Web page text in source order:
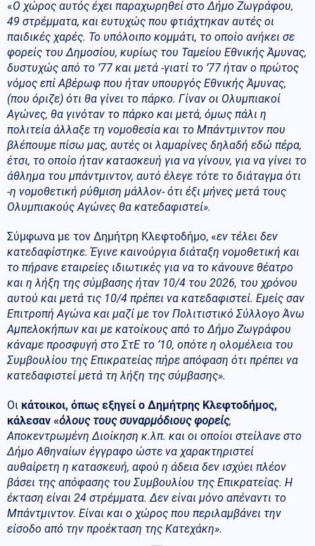
«Ο χώρος αυτός έχει παραχωρηθεί στο Δήμο Ζωγράφου,
49 στρέμματα, και ευτυχώς που φτιάχτηκαν αυτές οι
παιδικές χαρές. Το υπόλοιπο κομμάτι, το οποίο ανήκει σε
φορείς του Δημοσίου, κυρίως του Ταμείου Εθνικής Άμυνας,
δυστυχώς από το ’77 και μετά -γιατί το ’77 ήταν ο πρώτος
νόμος επί Αβέρωφ που ήταν υπουργός Εθνικής Άμυνας,
(που όριζε) ότι θα γίνει το πάρκο. Γίναν οι Ολυμπιακοί
Αγώνες, θα γινόταν το πάρκο και μετά, όμως πάλι η
πολιτεία άλλαξε τη νομοθεσία και το Μπάντμιντον που
βλέπουμε πίσω μας, αυτές οι λαμαρίνες δηλαδή εδώ πέρα,
έτσι, το οποίο ήταν κατασκευή για να γίνουν, για να γίνει το
άθλημα του μπάντμιντον, αυτό έλεγε τότε το διάταγμα ότι
-η νομοθετική ρύθμιση μάλλον- ότι έξι μήνες μετά τους
Ολυμπιακούς Αγώνες θα κατεδαφιστεί».
Σύμφωνα με τον Δημήτρη Κλεφτοδήμο, «εν τέλει δεν
κατεδαφίστηκε. Έγινε καινούργια διάταξη νομοθετική και
το πήρανε εταιρείες ιδιωτικές για να το κάνουνε θέατρο
και η λήξη της σύμβασης ήταν 10/4 του 2026, του χρόνου
αυτού και μετά τις 10/4 πρέπει να κατεδαφιστεί. Εμείς σαν
Επιτροπή Αγώνα και μαζί με τον Πολιτιστικό Σύλλογο Άνω
Αμπελοκήπων και με κατοίκους από το Δήμο Ζωγράφου
κάναμε προσφυγή στο ΣτΕ το ’10, οπότε η ολομέλεια του
Συμβουλίου της Επικρατείας πήρε απόφαση ότι πρέπει να
κατεδαφιστεί μετά τη λήξη της σύμβασης».
Οι κάτοικοι, όπως εξηγεί ο Δημήτρης Κλεφτοδήμος,
κάλεσαν «όλους τους συναρμόδιους φορείς,
Αποκεντρωμένη Διοίκηση κ.λπ. και οι οποίοι στείλανε στο
Δήμο Αθηναίων έγγραφο ώστε να χαρακτηριστεί
αυθαίρετη η κατασκευή, αφού η άδεια δεν ισχύει πλέον
βάσει της απόφασης του Συμβουλίου της Επικρατείας. Η
έκταση είναι 24 στρέμματα. Δεν είναι μόνο απέναντι το
Μπάντμιντον. Είναι και ο χώρος που περιλαμβάνει την
είσοδο από την προέκταση της Κατεχάκη».